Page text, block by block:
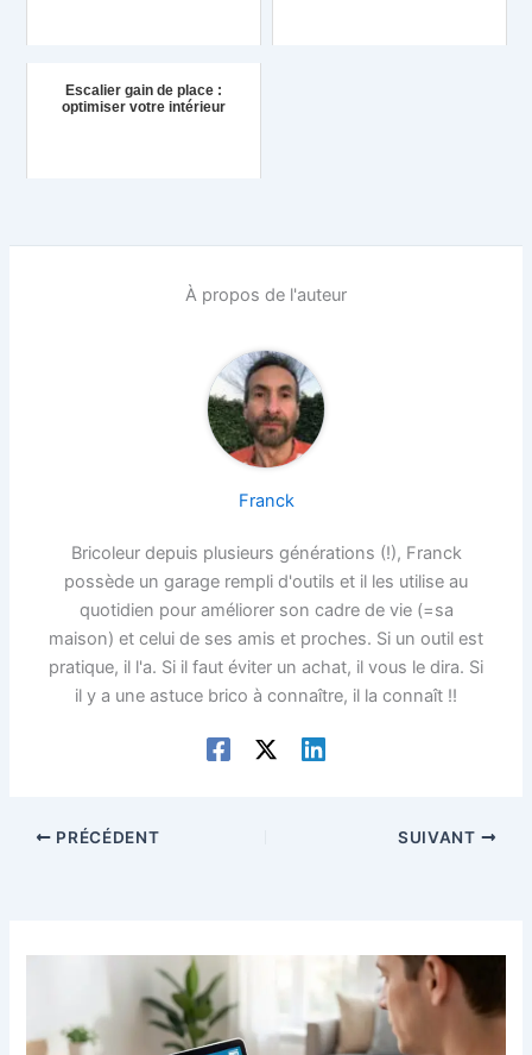
Escalier gain de place :
optimiser votre intérieur
À propos de l'auteur
Franck
Bricoleur depuis plusieurs générations (!), Franck
possède un garage rempli d'outils et il les utilise au
quotidien pour améliorer son cadre de vie (=sa
maison) et celui de ses amis et proches. Si un outil est
pratique, il l'a. Si il faut éviter un achat, il vous le dira. Si
il y a une astuce brico à connaître, il la connaît !!
PRÉCÉDENT SUIVANT